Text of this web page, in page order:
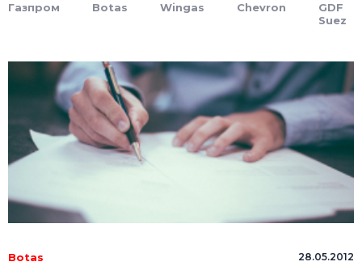
Газпром Botas Wingas Chevron
GDF
Suez
Botas 28.05.2012